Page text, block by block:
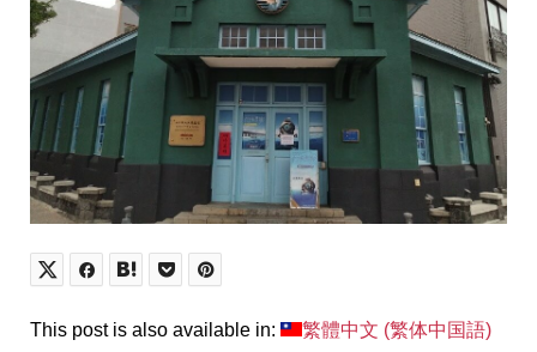
This post is also available in: 繁體中文 (繁体中国語)